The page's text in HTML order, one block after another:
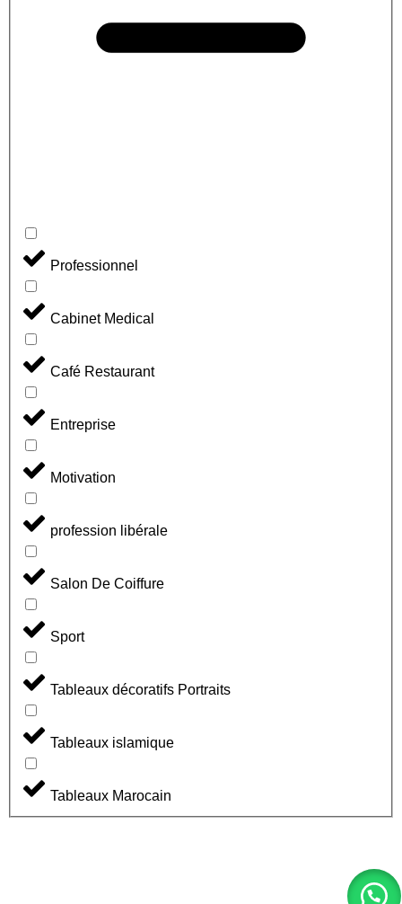
Professionnel
Cabinet Medical
Café Restaurant
Entreprise
Motivation
profession libérale
Salon De Coiffure
Sport
Tableaux décoratifs Portraits
Tableaux islamique
Tableaux Marocain